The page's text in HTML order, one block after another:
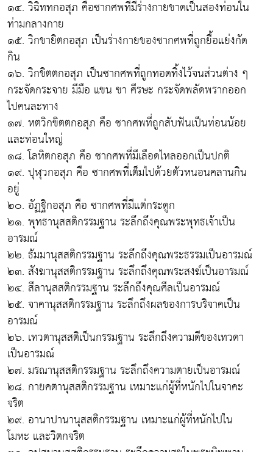
๑๔. วิฉิททกอสุภ คือซากศพที่มีร่างกายขาดเป็นสองท่อนใน
ท่ามกลางกาย
๑๕. วิกขายิตกอสุภ เป็นร่างกายของซากศพที่ถูกยื้อแย่งกัด
กิน
๑๖. วิกขิตตกอสุภ เป็นซากศพที่ถูกทอดทิ้งไว้จนส่วนต่าง ๆ
กระจัดกระจาย มีมือ แขน ขา ศีรษะ กระจัดพลัดพรากออก
ไปคนละทาง
๑๗. หตวิกขิตตกอสุภ คือ ซากศพที่ถูกสับฟันเป็นท่อนน้อย
และท่อนใหญ่
๑๘. โลหิตกอสุภ คือ ซากศพที่มีเลือดไหลออกเป็นปกติ
๑๙. ปุฬุวกอสุภ คือ ซากศพที่เต็มไปด้วยตัวหนอนคลานกิน
อยู่
๒๐. อัฏฐิกอสุภ คือ ซากศพที่มีแต่กระดูก
๒๑. พุทธานุสสติกรรมฐาน ระลึกถึงคุณพระพุทธเจ้าเป็น
อารมณ์
๒๒. ธัมมานุสสติกรรมฐาน ระลึกถึงคุณพระธรรมเป็นอารมณ์
๒๓. สังฆานุสสติกรรมฐาน ระลึกถึงคุณพระสงฆ์เป็นอารมณ์
๒๔. สีลานุสสติกรรมฐาน ระลึกถึงคุณศีลเป็นอารมณ์
๒๕. จาคานุสสติกรรมฐาน ระลึกถึงผลของการบริจาคเป็น
อารมณ์
๒๖. เทวตานุสสติเป็นกรรมฐาน ระลึกถึงความดีของเทวดา
เป็นอารมณ์
๒๗. มรณานุสสติกรรมฐาน ระลึกถึงความตายเป็นอารมณ์
๒๘. กายคตานุสสติกรรมฐาน เหมาะแก่ผู้ที่หนักไปในจาคะ
จริต
๒๙. อานาปานานุสสติกรรมฐาน เหมาะแก่ผู้ที่หนักไปใน
โมหะ และวิตกจริต